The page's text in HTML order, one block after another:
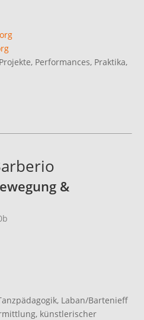
Performances, Praktika,
&
Laban/Bartenieff
künstlerischer